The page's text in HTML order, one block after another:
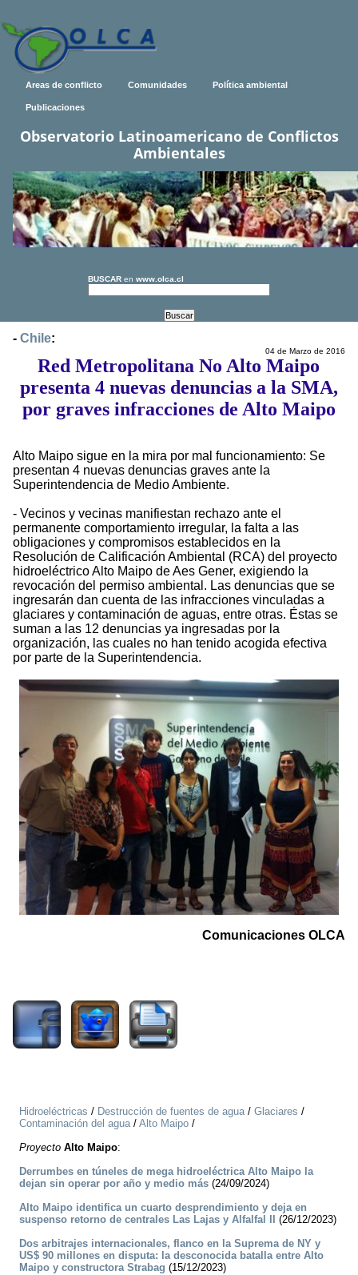
Areas de conflicto Comunidades Política ambiental
Publicaciones
Observatorio Latinoamericano de Conflictos
Ambientales
BUSCAR en www.olca.cl
- Chile:
04 de Marzo de 2016
Red Metropolitana No Alto Maipo
presenta 4 nuevas denuncias a la SMA,
por graves infracciones de Alto Maipo
Alto Maipo sigue en la mira por mal funcionamiento: Se
presentan 4 nuevas denuncias graves ante la
Superintendencia de Medio Ambiente.
- Vecinos y vecinas manifiestan rechazo ante el
permanente comportamiento irregular, la falta a las
obligaciones y compromisos establecidos en la
Resolución de Calificación Ambiental (RCA) del proyecto
hidroeléctrico Alto Maipo de Aes Gener, exigiendo la
revocación del permiso ambiental. Las denuncias que se
ingresarán dan cuenta de las infracciones vinculadas a
glaciares y contaminación de aguas, entre otras. Éstas se
suman a las 12 denuncias ya ingresadas por la
organización, las cuales no han tenido acogida efectiva
por parte de la Superintendencia.
Comunicaciones OLCA
Hidroeléctricas / Destrucción de fuentes de agua/ Glaciares /
Contaminación del agua/ Alto Maipo /
Proyecto Alto Maipo:
Derrumbes en túneles de mega hidroeléctrica Alto Maipo la
dejan sin operar por año y medio más (24/09/2024)
Alto Maipo identifica un cuarto desprendimiento y deja en
suspenso retorno de centrales Las Lajas y Alfalfal II
(26/12/2023)
Dos arbitrajes internacionales, flanco en la Suprema de NY y
US$ 90 millones en disputa: la desconocida batalla entre Alto
Maipo y constructora Strabag (15/12/2023)